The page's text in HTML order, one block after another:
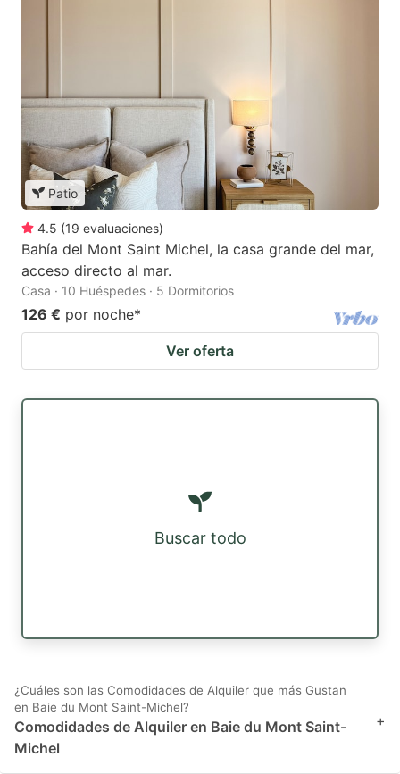
Patio
4.5 (19 evaluaciones)
Bahía del Mont Saint Michel, la casa grande del mar,
acceso directo al mar.
Casa · 10 Huéspedes · 5 Dormitorios
126 € por noche*
Ver oferta
Buscar todo
¿Cuáles son las Comodidades de Alquiler que más Gustan
en Baie du Mont Saint-Michel?
Comodidades de Alquiler en Baie du Mont Saint-
Michel
+